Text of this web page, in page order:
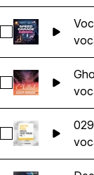
Sélectionnez
Sélectionnez
Sélectionnez 029